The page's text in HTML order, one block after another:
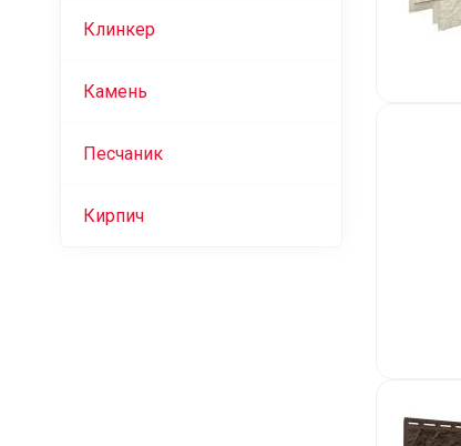
Клинкер
Камень
Песчаник
Кирпич